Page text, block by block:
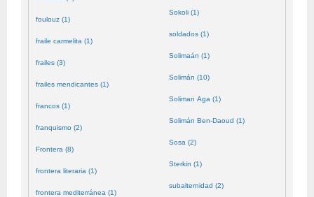
foulouz (1)
fraile carmelita (1)
frailes (3)
frailes mendicantes (1)
francos (1)
franquismo (2)
Frontera (8)
frontera literaria (1)
frontera mediterránea (1)
Sokoli (1)
soldados (1)
Solimaán (1)
Solimán (10)
Soliman Aga (1)
Solimán Ben-Daoud (1)
Sosa (2)
Sterkin (1)
subalternidad (2)